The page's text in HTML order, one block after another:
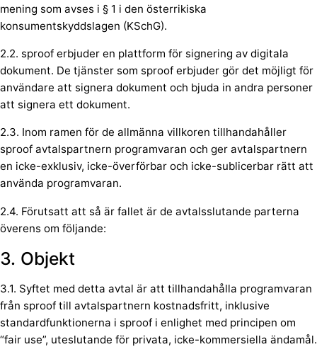
mening som avses i § 1 i den österrikiska
konsumentskyddslagen (KSchG).
2.2. sproof erbjuder en plattform för signering av digitala
dokument. De tjänster som sproof erbjuder gör det möjligt för
användare att signera dokument och bjuda in andra personer
att signera ett dokument.
2.3. Inom ramen för de allmänna villkoren tillhandahåller
sproof avtalspartnern programvaran och ger avtalspartnern
en icke-exklusiv, icke-överförbar och icke-sublicerbar rätt att
använda programvaran.
2.4. Förutsatt att så är fallet är de avtalsslutande parterna
överens om följande:
3. Objekt
3.1. Syftet med detta avtal är att tillhandahålla programvaran
från sproof till avtalspartnern kostnadsfritt, inklusive
standardfunktionerna i sproof i enlighet med principen om
“fair use”, uteslutande för privata, icke-kommersiella ändamål.